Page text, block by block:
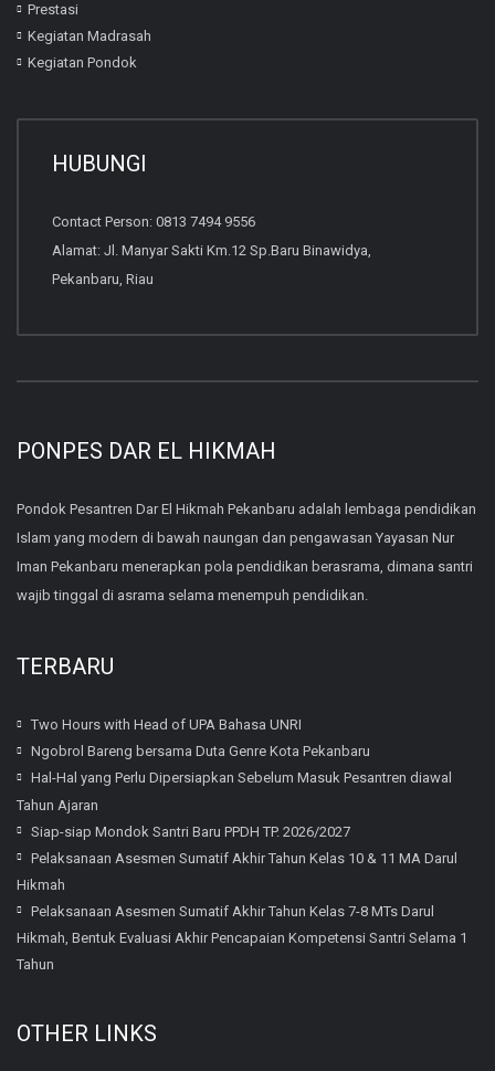
Prestasi
Kegiatan Madrasah
Kegiatan Pondok
HUBUNGI
Contact Person: 0813 7494 9556
Alamat: Jl. Manyar Sakti Km.12 Sp.Baru Binawidya,
Pekanbaru, Riau
PONPES DAR EL HIKMAH
Pondok Pesantren Dar El Hikmah Pekanbaru adalah lembaga pendidikan
Islam yang modern di bawah naungan dan pengawasan Yayasan Nur
Iman Pekanbaru menerapkan pola pendidikan berasrama, dimana santri
wajib tinggal di asrama selama menempuh pendidikan.
TERBARU
Two Hours with Head of UPA Bahasa UNRI
Ngobrol Bareng bersama Duta Genre Kota Pekanbaru
Hal-Hal yang Perlu Dipersiapkan Sebelum Masuk Pesantren diawal
Tahun Ajaran
Siap-siap Mondok Santri Baru PPDH TP. 2026/2027
Pelaksanaan Asesmen Sumatif Akhir Tahun Kelas 10 & 11 MA Darul
Hikmah
Pelaksanaan Asesmen Sumatif Akhir Tahun Kelas 7-8 MTs Darul
Hikmah, Bentuk Evaluasi Akhir Pencapaian Kompetensi Santri Selama 1
Tahun
OTHER LINKS